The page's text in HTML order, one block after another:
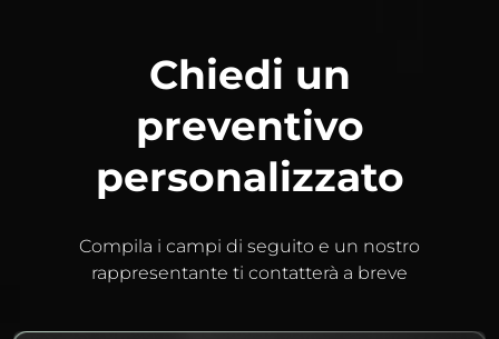
Chiedi un
preventivo
personalizzato
Compila i campi di seguito e un nostro
rappresentante ti contatterà a breve